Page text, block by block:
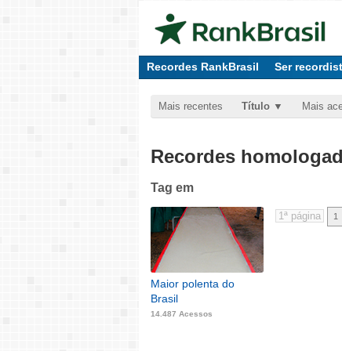
Recordes RankBrasil Ser
Mais recentes Título Mais
Recordes
Tag em
Maior polenta do
Brasil
14.487 Acessos
1